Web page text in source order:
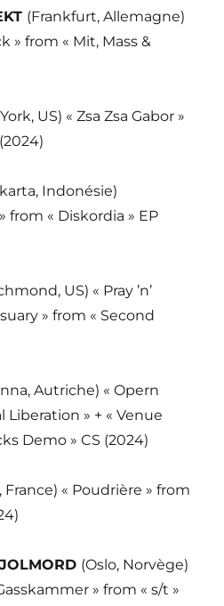
(Frankfurt, Allemagne)
» from « Mit, Mass &
US) « Zsa Zsa Gabor »
Indonésie)
from « Diskordia » EP
US) « Pray ’n’
» from « Second
Autriche) « Opern
Liberation » + « Venue
Demo » CS (2024)
France) « Poudrière » from
(Oslo, Norvège)
» from « s/t »